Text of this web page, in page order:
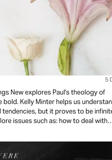
5
Kelly Minter helps us
but it proves to be
issues such as: how to deal with
in it, and how we are to be gospel